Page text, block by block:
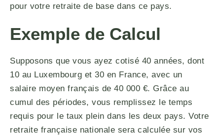
pour votre retraite de base dans ce pays.
Exemple de Calcul
Supposons que vous ayez cotisé 40 années, dont
10 au Luxembourg et 30 en France, avec un
salaire moyen français de 40 000 €. Grâce au
cumul des périodes, vous remplissez le temps
requis pour le taux plein dans les deux pays. Votre
retraite française nationale sera calculée sur vos